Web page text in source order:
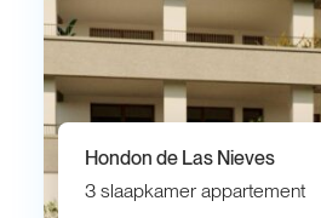
Hondon de Las Nieves
3 slaapkamer appartement